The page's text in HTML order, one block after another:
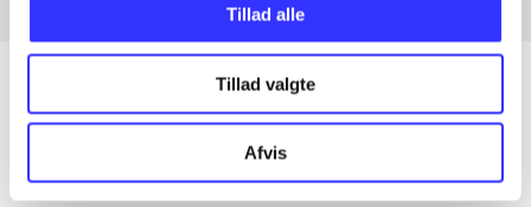
Tillad alle
Tillad valgte
Afvis
Alle registrerede artikler fordelt på udgivelser